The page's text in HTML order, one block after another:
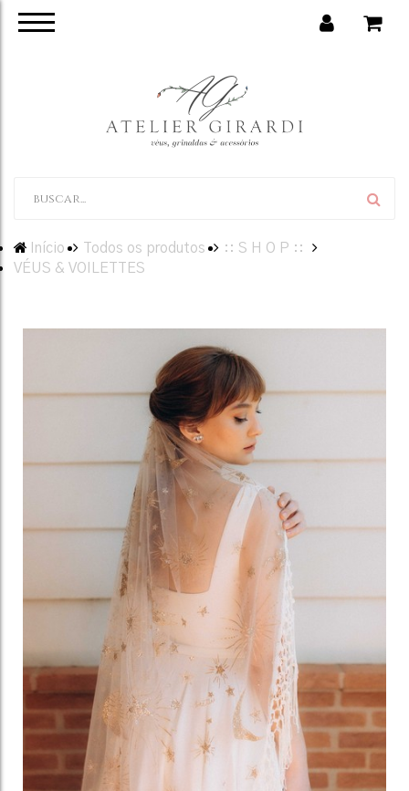
Início Todos os produtos
:: S H O P ::
VÉUS & VOILETTES